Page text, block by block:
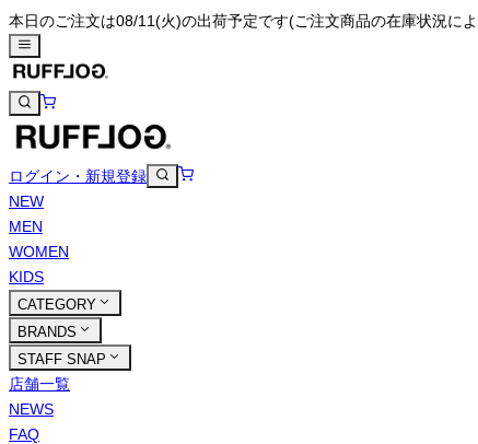
本日のご注文は08/11(火)の出荷予定です(ご注文商品の在庫状況に
ログイン・新規登録
NEW
MEN
WOMEN
KIDS
CATEGORY
BRANDS
STAFF SNAP
店舗一覧
NEWS
FAQ